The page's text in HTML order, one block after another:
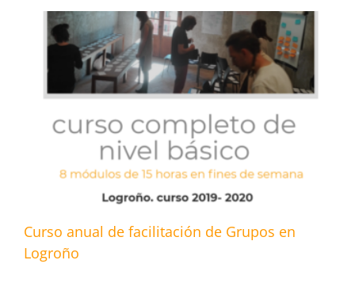
Curso anual de facilitación de Grupos en
Logroño